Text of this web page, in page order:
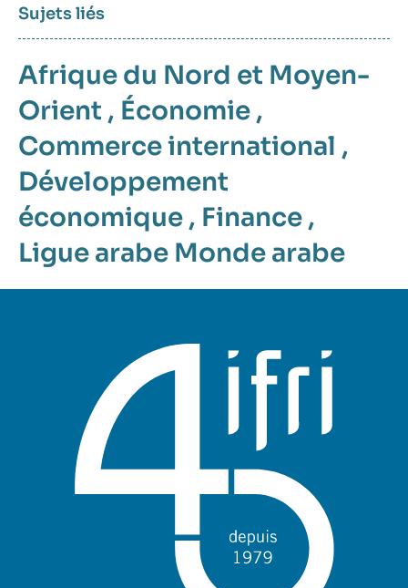
Sujets liés
Afrique du Nord et Moyen-
Orient , Économie ,
Commerce international ,
Développement
économique , Finance ,
Ligue arabe Monde arabe